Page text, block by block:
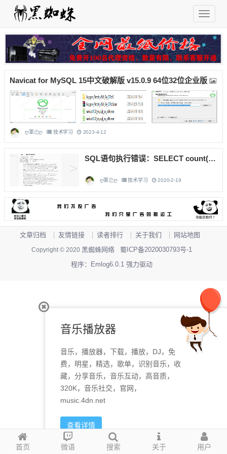
Navicat for MySQL 15中文破解版 v15.0.9 64位32位企业版
ღ軍尐ღ 技术学习 2023-4-12
SQL语句执行错误：SELECT count(*) AS comment_nums
ღ軍尐ღ 技术学习 2020-2-19
首页 微语 搜索 关于 用户
文章归档 友情链接 读者排行 关于我们 网站地图
Copyright © 2020 黑蜘蛛网络
蜀ICP备2020030793号-1
程序：Emlog6.0.1 强力驱动
音乐播放器
音乐，播放器，下载，播放，DJ，免
费，明星，精选，歌单，识别音乐，收
藏，分享音乐，音乐互动，高音质，
320K，音乐社交，官网，
music.4dn.net
查看详情